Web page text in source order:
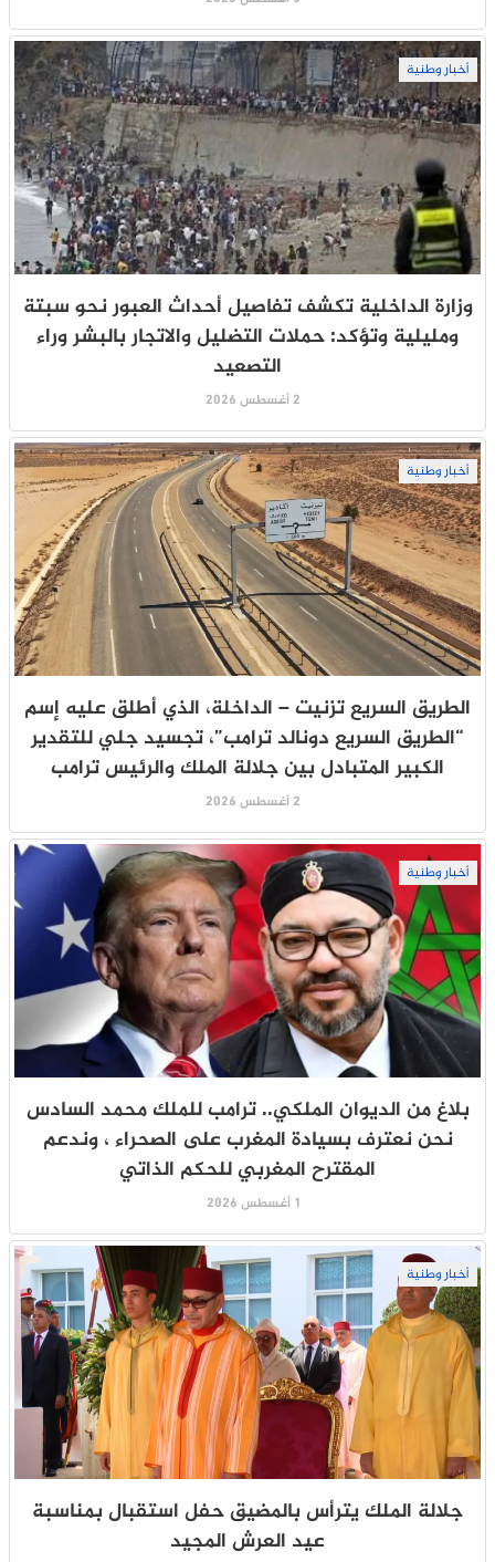
أخبار وطنية
وزارة الداخلية تكشف تفاصيل أحداث العبور نحو سبتة
ومليلية وتؤكد: حملات التضليل والاتجار بالبشر وراء
التصعيد
2 أغسطس 2026
أخبار وطنية
الطريق السريع تزنيت – الداخلة، الذي أطلق عليه إسم
“الطريق السريع دونالد ترامب”، تجسيد جلي للتقدير
الكبير المتبادل بين جلالة الملك والرئيس ترامب
2 أغسطس 2026
أخبار وطنية
بلاغ من الديوان الملكي.. ترامب للملك محمد السادس
نحن نعترف بسيادة المغرب على الصحراء ، وندعم
المقترح المغربي للحكم الذاتي
1 أغسطس 2026
أخبار وطنية
جلالة الملك يترأس بالمضيق حفل استقبال بمناسبة
عيد العرش المجيد